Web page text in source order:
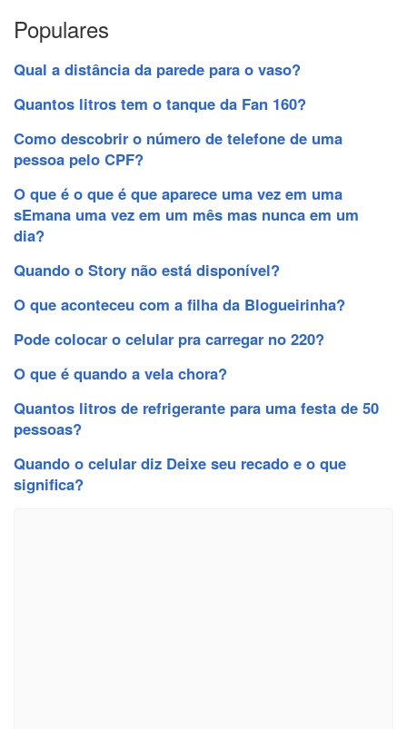
Populares
Qual a distância da parede para o vaso?
Quantos litros tem o tanque da Fan 160?
Como descobrir o número de telefone de uma
pessoa pelo CPF?
O que é o que é que aparece uma vez em uma
sEmana uma vez em um mês mas nunca em um
dia?
Quando o Story não está disponível?
O que aconteceu com a filha da Blogueirinha?
Pode colocar o celular pra carregar no 220?
O que é quando a vela chora?
Quantos litros de refrigerante para uma festa de 50
pessoas?
Quando o celular diz Deixe seu recado e o que
significa?